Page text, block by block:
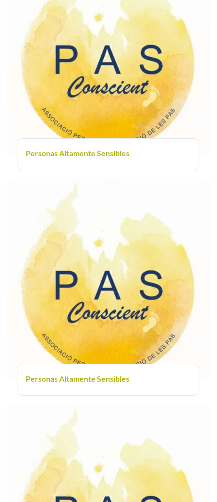
Personas Altamente Sensibles
Personas Altamente Sensibles